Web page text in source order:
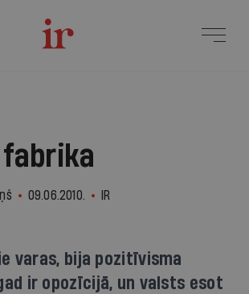
09.06.2010. IR
varas, bija pozitīvisma
ir opozīcijā, un valsts esot